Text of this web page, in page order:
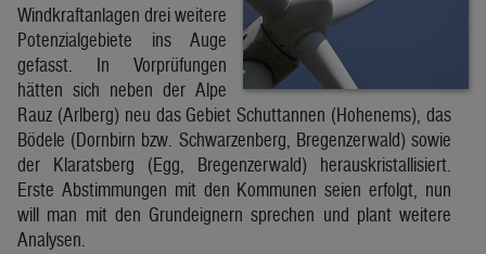
Windkraftanlagen drei weitere
Potenzialgebiete ins Auge
gefasst. In Vorprüfungen
hätten sich neben der Alpe
Rauz (Arlberg) neu das Gebiet Schuttannen (Hohenems), das
Bödele (Dornbirn bzw. Schwarzenberg, Bregenzerwald) sowie
der Klaratsberg (Egg, Bregenzerwald) herauskristallisiert.
Erste Abstimmungen mit den Kommunen seien erfolgt, nun
will man mit den Grundeignern sprechen und plant weitere
Analysen.